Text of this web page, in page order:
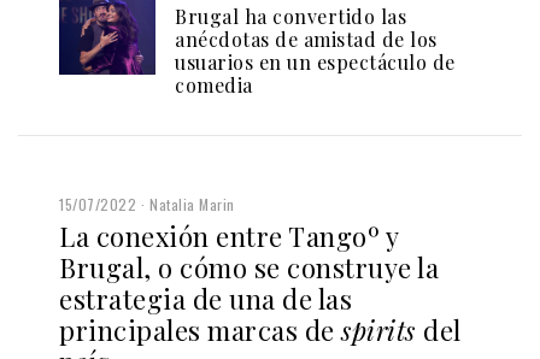
Brugal ha convertido las
anécdotas de amistad de los
usuarios en un espectáculo de
comedia
15/07/2022 Natalia Marin
La conexión entre Tangoº y
Brugal, o cómo se construye la
estrategia de una de las
principales marcas despirits del